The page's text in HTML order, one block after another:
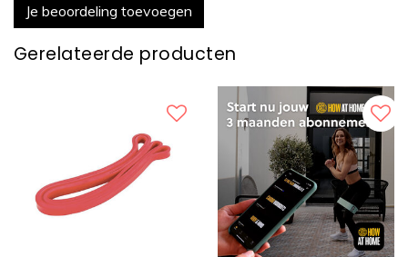
Je beoordeling toevoegen
Gerelateerde producten